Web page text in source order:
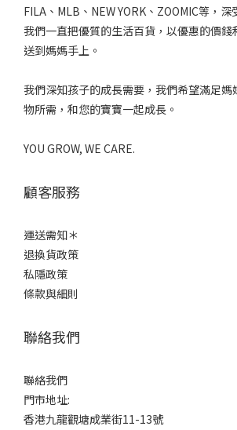
FILA、MLB、NEW YORK、ZOOMIC等，深
我們一直把優質的生活百貨，以優惠的價錢
送到媽媽手上。
我們深知孩子的成長需要，我們希望滿足媽
物所需，和您的寶寶一起成長。
YOU GROW, WE CARE.
顧客服務
運送需知＊
退換貨政策
私隱政策
條款與細則
聯絡我們
聯絡我們
門市地址:
香港九龍觀塘成業街11-13號